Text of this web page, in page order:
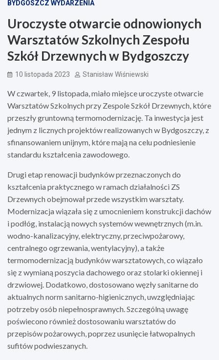
BYDGOSZCZ WYDARZENIA
Uroczyste otwarcie odnowionych
Warsztatów Szkolnych Zespołu
Szkół Drzewnych w Bydgoszczy
10 listopada 2023 Stanisław Wiśniewski
W czwartek, 9 listopada, miało miejsce uroczyste otwarcie
Warsztatów Szkolnych przy Zespole Szkół Drzewnych, które
przeszły gruntowną termomodernizację. Ta inwestycja jest
jednym z licznych projektów realizowanych w Bydgoszczy, z
sfinansowaniem unijnym, które mają na celu podniesienie
standardu kształcenia zawodowego.
Drugi etap renowacji budynków przeznaczonych do
kształcenia praktycznego w ramach działalności ZS
Drzewnych obejmował przede wszystkim warsztaty.
Modernizacja wiązała się z umocnieniem konstrukcji dachów
i podłóg, instalacją nowych systemów wewnętrznych (m.in.
wodno-kanalizacyjny, elektryczny, przeciwpożarowy,
centralnego ogrzewania, wentylacyjny), a także
termomodernizacją budynków warsztatowych, co wiązało
się z wymianą poszycia dachowego oraz stolarki okiennej i
drzwiowej. Dodatkowo, dostosowano węzły sanitarne do
aktualnych norm sanitarno-higienicznych, uwzględniając
potrzeby osób niepełnosprawnych. Szczególną uwagę
poświecono również dostosowaniu warsztatów do
przepisów pożarowych, poprzez usunięcie łatwopalnych
sufitów podwieszanych.